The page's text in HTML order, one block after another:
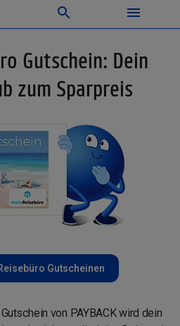
Gutschein: Dein
zum Sparpreis
Gutscheinen
von PAYBACK wird dein